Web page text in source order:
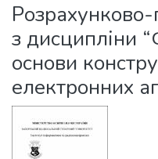
Розрахунково-
з дисципліни
основи
електронних